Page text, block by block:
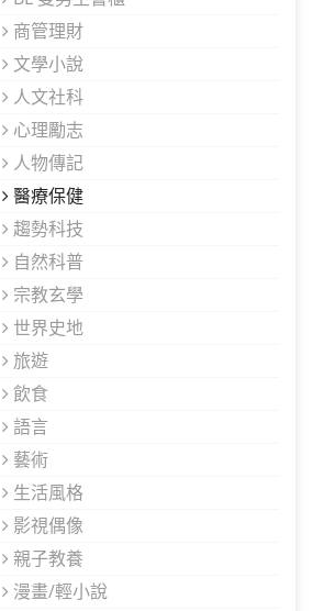
商管理財
文學小說
人文社科
心理勵志
人物傳記
醫療保健
趨勢科技
自然科普
宗教玄學
世界史地
旅遊
飲食
語言
藝術
生活風格
影視偶像
親子教養
漫畫/輕小說